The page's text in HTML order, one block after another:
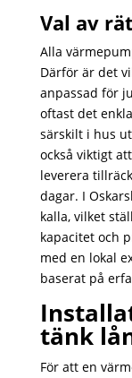
Val av
Alla
Därför är det
anpassad för
oftast det
särskilt i hus
också viktigt
leverera
dagar. I
kalla, vilket
kapacitet och
med en lokal
baserat på
tänk
För att en